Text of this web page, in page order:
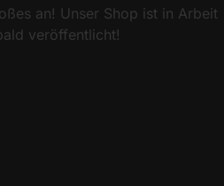
an! Unser Shop ist in Arbeit
veröffentlicht!